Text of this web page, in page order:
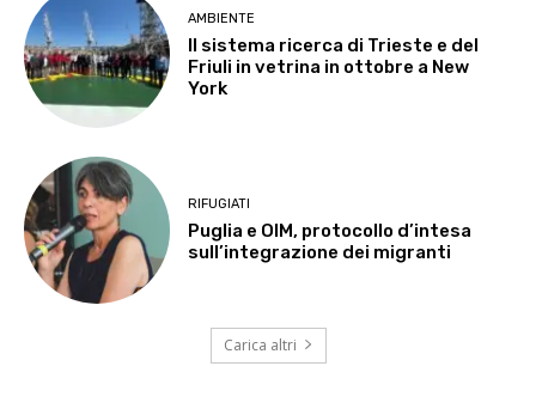
AMBIENTE
Il sistema ricerca di Trieste e del
Friuli in vetrina in ottobre a New
York
RIFUGIATI
Puglia e OIM, protocollo d’intesa
sull’integrazione dei migranti
Carica altri